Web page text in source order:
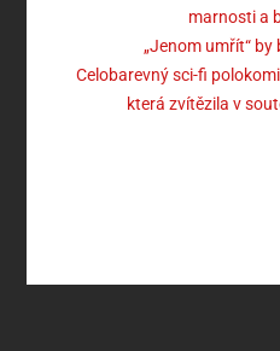
marnosti a
„Jenom umřít“ by
Celobarevný sci-fi
která zvítězila v